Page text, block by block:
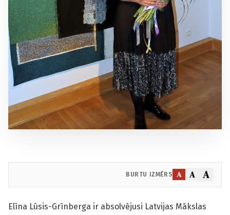
BURTU IZMĒRS A A A
Elīna Lūsis-Grīnberga ir absolvējusi Latvijas Mākslas